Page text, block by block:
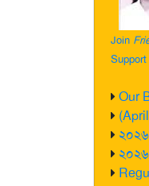
Join
Our
২০২৬
২০২৬